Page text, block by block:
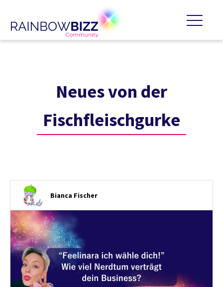
Neues von der
Fischfleischgurke
Bianca Fischer